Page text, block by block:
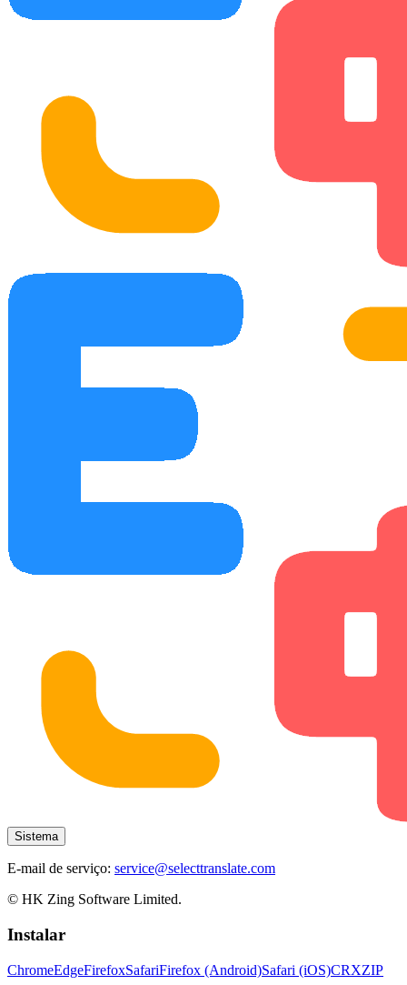
Sistema
E-mail de serviço: service@selecttranslate.com
© HK Zing Software Limited.
Instalar
ChromeEdgeFirefoxSafariFirefox (Android)Safari (iOS)CRXZIP